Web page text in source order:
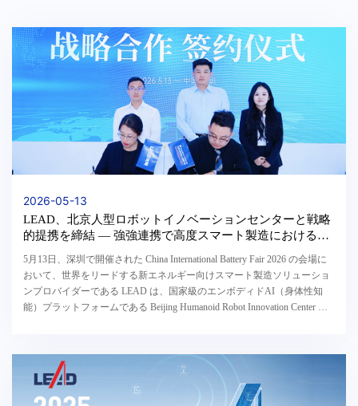
2026-05-13
LEAD、北京人型ロボットイノベーションセンターと戦略
的提携を締結 ― 強強連携で高度スマート製造における人
5月13日、深圳で開催された China International Battery Fair 2026 の会場に
おいて、世界をリードする新エネルギー向けスマート製造ソリューショ
ンプロバイダーである LEAD は、国家級のエンボディドAI（身体性知
能）プラットフォームである Beijing Humanoid Robot Innovation Center と